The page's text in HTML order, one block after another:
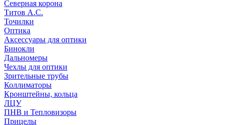
Северная корона
Титов А.С.
Точилки
Оптика
Аксессуары для оптики
Бинокли
Дальномеры
Чехлы для оптики
Зрительные трубы
Коллиматоры
Кронштейны, кольца
ЛЦУ
ПНВ и Тепловизоры
Прицелы